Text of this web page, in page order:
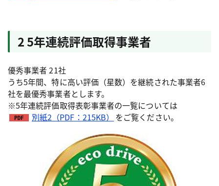
2 5年連続評価取得事業者
優秀事業者 21社
うち5年間、特に高い評価（星数）を継続された事業者6
社を最優秀事業者とします。
※5年連続評価取得表彰事業者の一覧については
別紙2（PDF：215KB）
をご覧ください。